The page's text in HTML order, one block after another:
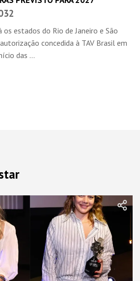
estados do Rio de Janeiro e São
concedida à TAV Brasil em
das ...